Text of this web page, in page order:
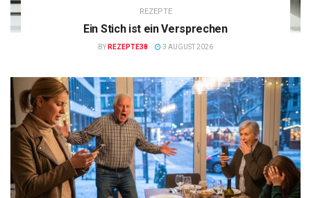
REZEPTE
Ein Stich ist ein Versprechen
BY REZEPTE38 3 AUGUST 2026